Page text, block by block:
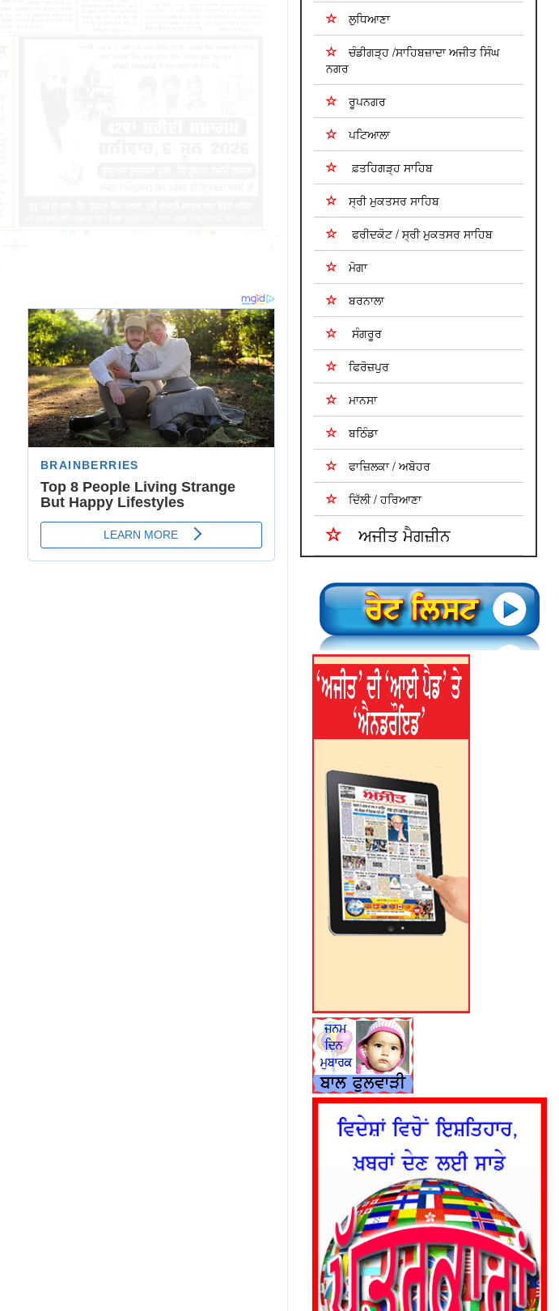
ਲੁਧਿਆਣਾ
ਚੰਡੀਗੜ੍ਹ /ਸਾਹਿਬਜ਼ਾਦਾ ਅਜੀਤ ਸਿੰਘ
ਨਗਰ
ਰੂਪਨਗਰ
ਪਟਿਆਲਾ
ਫ਼ਤਹਿਗੜ੍ਹ ਸਾਹਿਬ
ਸ੍ਰੀ ਮੁਕਤਸਰ ਸਾਹਿਬ
ਫਰੀਦਕੋਟ / ਸ੍ਰੀ ਮੁਕਤਸਰ ਸਾਹਿਬ
ਮੋਗਾ
ਬਰਨਾਲਾ
ਸੰਗਰੂਰ
ਫਿਰੋਜ਼ਪੁਰ
ਮਾਨਸਾ
ਬਠਿੰਡਾ
ਫਾਜ਼ਿਲਕਾ / ਅਬੋਹਰ
ਦਿੱਲੀ / ਹਰਿਆਣਾ
ਅਜੀਤ ਮੈਗਜ਼ੀਨ